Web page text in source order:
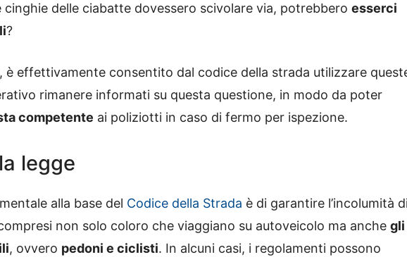
cinghie delle ciabatte dovessero scivolare via, potrebbero esserci
?
è effettivamente consentito dal codice della strada utilizzare
rimanere informati su questa questione, in modo da poter
competente ai poliziotti in caso di fermo per ispezione.
legge
alla base del Codice della Strada è di garantire l’incolumità
non solo coloro che viaggiano su autoveicolo ma anche gli
, ovvero pedoni e ciclisti. In alcuni casi, i regolamenti possono